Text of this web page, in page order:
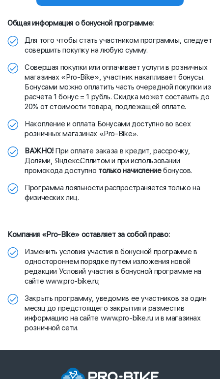
Общая информация о бонусной программе:
Для того чтобы стать участником программы, следует
совершить покупку на любую сумму.
Совершая покупки или оплачивает услуги в розничных
магазинах «Pro-Bike», участник накапливает бонусы.
Бонусами можно оплатить часть очередной покупки из
расчета 1 бонус = 1 рубль. Скидка может составить до
20% от стоимости товара, подлежащей оплате.
Накопление и оплата Бонусами доступно во всех
розничных магазинах «Pro-Bike».
ВАЖНО!При оплате заказа в кредит, рассрочку,
Долями, Яндекс.Сплитом и при использовании
промокода доступно только начислениебонусов.
Программа лояльности распространяется только на
физических лиц.
Компания «Pro-Bike» оставляет за собой право:
Изменить условия участия в бонусной программе в
одностороннем порядке путем изложения новой
редакции Условий участия в бонусной программе на
сайте www.pro-bike.ru;
Закрыть программу, уведомив ее участников за один
месяц до предстоящего закрытия и разместив
информацию на сайте www.pro-bike.ru и в магазинах
розничной сети.